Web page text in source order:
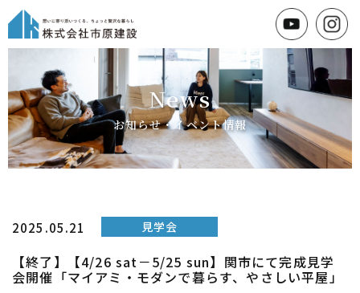
News
お知らせ・イベント情報
2025.05.21 見学会
【終了】【4/26 sat－5/25 sun】関市にて完成見学
会開催「マイアミ・モダンで暮らす、やさしい平屋」